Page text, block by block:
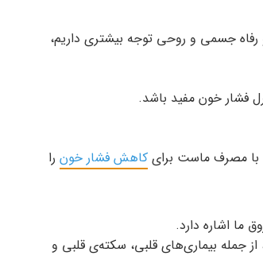
رفاه جسمی و روحی توجه بیشتری داریم،
فشار خون مفید باشد.
با مصرف ماست برای کاهش فشار خون را
اشاره دارد.
جمله بیماری‌های قلبی، سکته‌ی قلبی و